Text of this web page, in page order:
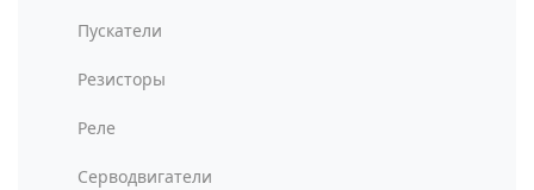
Пускатели
Резисторы
Реле
Серводвигатели